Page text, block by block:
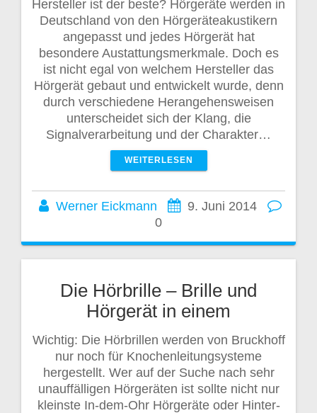
Hersteller ist der beste? Hörgeräte werden in
Deutschland von den Hörgeräteakustikern
angepasst und jedes Hörgerät hat
besondere Austattungsmerkmale. Doch es
ist nicht egal von welchem Hersteller das
Hörgerät gebaut und entwickelt wurde, denn
durch verschiedene Herangehensweisen
unterscheidet sich der Klang, die
Signalverarbeitung und der Charakter…
WEITERLESEN
Werner Eickmann
9. Juni 2014
0
Die Hörbrille – Brille und
Hörgerät in einem
Wichtig: Die Hörbrillen werden von Bruckhoff
nur noch für Knochenleitungsysteme
hergestellt. Wer auf der Suche nach sehr
unauffälligen Hörgeräten ist sollte nicht nur
kleinste In-dem-Ohr Hörgeräte oder Hinter-